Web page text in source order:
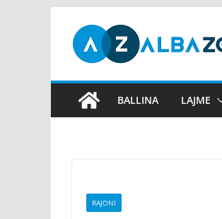
content
BALLINA LAJME
RAJONI